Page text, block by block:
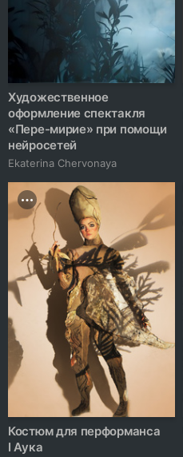
Художественное
оформление спектакля
«Пере-мирие» при помощи
нейросетей
Ekaterina Chervonaya
Костюм для перформанса
I Аука